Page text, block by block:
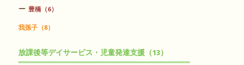
豊橋（6）
我孫子（8）
放課後等デイサービス・児童発達支援（13）